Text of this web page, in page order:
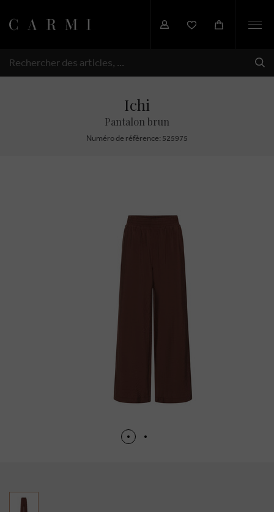
RECHERCHER
Ichi
Pantalon brun
Numéro de réfèrence: 525975